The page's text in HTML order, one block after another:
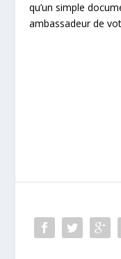
qu’un simple
ambassadeur de